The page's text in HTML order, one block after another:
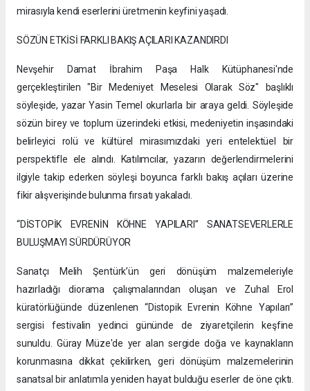
mirasıyla kendi eserlerini üretmenin keyfini yaşadı.
SÖZÜN ETKİSİ FARKLI BAKIŞ AÇILARI KAZANDIRDI
Nevşehir Damat İbrahim Paşa Halk Kütüphanesi'nde
gerçekleştirilen "Bir Medeniyet Meselesi Olarak Söz" başlıklı
söyleşide, yazar Yasin Temel okurlarla bir araya geldi. Söyleşide
sözün birey ve toplum üzerindeki etkisi, medeniyetin inşasındaki
belirleyici rolü ve kültürel mirasımızdaki yeri entelektüel bir
perspektifle ele alındı. Katılımcılar, yazarın değerlendirmelerini
ilgiyle takip ederken söyleşi boyunca farklı bakış açıları üzerine
fikir alışverişinde bulunma fırsatı yakaladı.
“DİSTOPİK EVRENİN KÖHNE YAPILARI” SANATSEVERLERLE
BULUŞMAYI SÜRDÜRÜYOR
Sanatçı Melih Şentürk’ün geri dönüşüm malzemeleriyle
hazırladığı diorama çalışmalarından oluşan ve Zuhal Erol
küratörlüğünde düzenlenen “Distopik Evrenin Köhne Yapıları”
sergisi festivalin yedinci gününde de ziyaretçilerin keşfine
sunuldu. Güray Müze'de yer alan sergide doğa ve kaynakların
korunmasına dikkat çekilirken, geri dönüşüm malzemelerinin
sanatsal bir anlatımla yeniden hayat bulduğu eserler de öne çıktı.